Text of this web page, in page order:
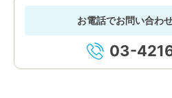
お電話でお問い合わ
03-